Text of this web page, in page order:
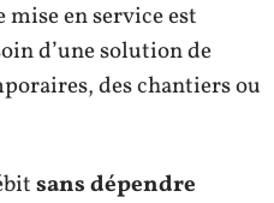
en service est
d’une solution de
des chantiers ou
sans dépendre